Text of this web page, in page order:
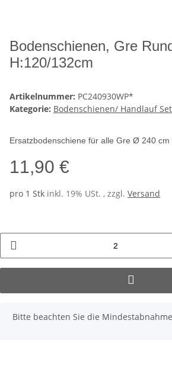
Bodenschienen, Gre
H:120/132cm
Artikelnummer: PC240930WP*
Kategorie: Bodenschienen/ Handlauf
Ersatzbodenschiene für alle Gre Ø 240 cm
11,90 €
pro 1 Stk inkl. 19% USt. , zzgl. Versand
x
Bitte beachten Sie die